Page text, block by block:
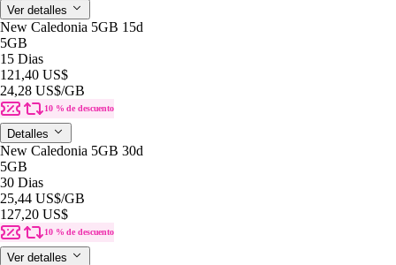
Ver detalles
New Caledonia 5GB 15d
5GB
15 Dias
121,40 US$
24,28 US$/GB
10 % de descuento
Detalles
New Caledonia 5GB 30d
5GB
30 Dias
25,44 US$/GB
127,20 US$
10 % de descuento
Ver detalles